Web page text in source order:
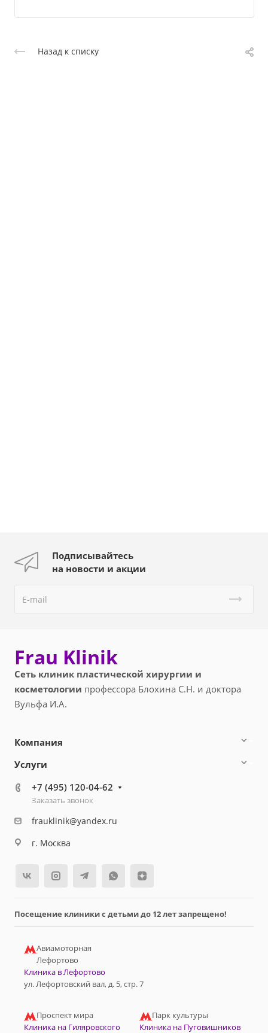
Назад к списку
Подписывайтесь
на новости и акции
Frau Klinik
Сеть клиник пластической хирургии и
косметологии профессора Блохина С.Н. и доктора
Вульфа И.А.
Компания
Услуги
+7 (495) 120-04-62
Заказать звонок
frauklinik@yandex.ru
г. Москва
Посещение клиники с детьми до 12 лет запрещено!
Авиамоторная
Лефортово
Клиника в Лефортово
ул. Лефортовский вал, д. 5, стр. 7
Проспект мира
Клиника на Гиляровского
Парк культуры
Клиника на Пуговишников